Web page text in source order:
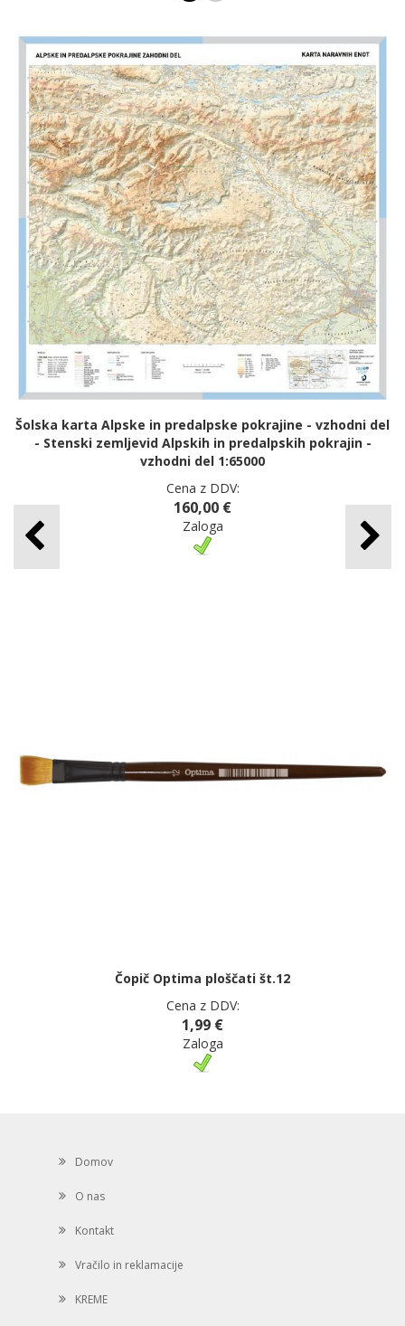
Šolska karta Alpske in predalpske pokrajine - vzhodni del
- Stenski zemljevid Alpskih in predalpskih pokrajin -
vzhodni del 1:65000
Cena z DDV:
160,00 €
Zaloga
Čopič Optima ploščati št.12
Cena z DDV:
1,99 €
Zaloga
Domov
O nas
Kontakt
Vračilo in reklamacije
KREME